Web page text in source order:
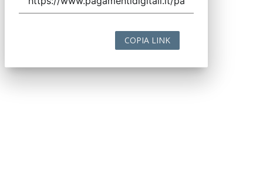
COPIA LINK